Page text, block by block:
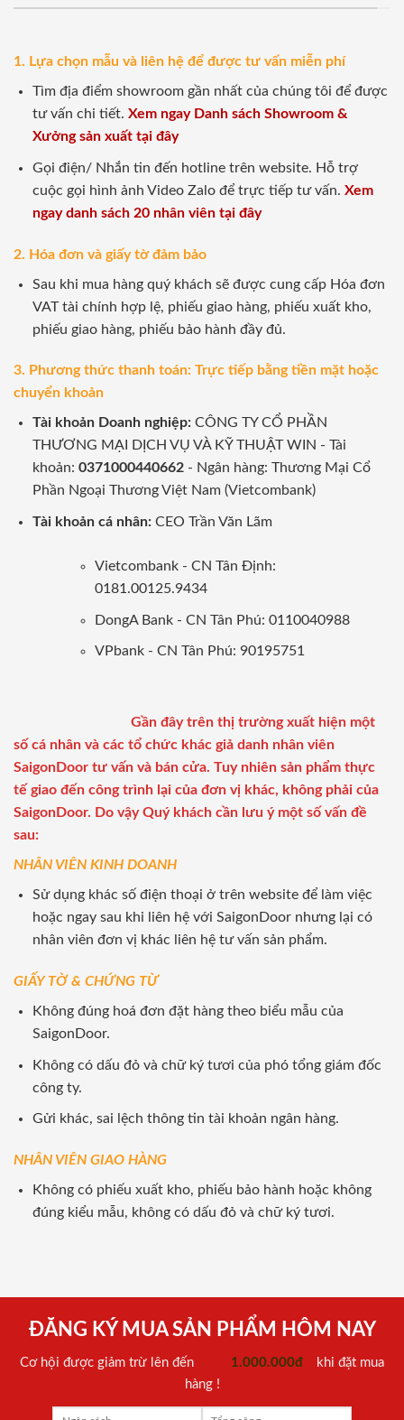
1. Lựa chọn mẫu và liên hệ để được tư vấn miễn phí
Tìm địa điểm showroom gần nhất của chúng tôi để được
tư vấn chi tiết. Xem ngay Danh sách Showroom &
Xưởng sản xuất tại đây
Gọi điện/ Nhắn tin đến hotline trên website. Hỗ trợ
cuộc gọi hình ảnh Video Zalo để trực tiếp tư vấn. Xem
ngay danh sách 20 nhân viên tại đây
2. Hóa đơn và giấy tờ đảm bảo
Sau khi mua hàng quý khách sẽ được cung cấp Hóa đơn
VAT tài chính hợp lệ, phiếu giao hàng, phiếu xuất kho,
phiếu giao hàng, phiếu bảo hành đầy đủ.
3. Phương thức thanh toán: Trực tiếp bằng tiền mặt hoặc
chuyển khoản
Tài khoản Doanh nghiệp:CÔNG TY CỔ PHẦN
THƯƠNG MẠI DỊCH VỤ VÀ KỸ THUẬT WIN - Tài
khoản: 0371000440662- Ngân hàng: Thương Mại Cổ
Phần Ngoại Thương Việt Nam (Vietcombank)
Tài khoản cá nhân: CEO Trần Văn Lãm
Vietcombank - CN Tân Định:
0181.00125.9434
DongA Bank - CN Tân Phú: 0110040988
VPbank - CN Tân Phú: 90195751
Gần đây trên thị trường xuất hiện một
số cá nhân và các tổ chức khác giả danh nhân viên
SaigonDoor tư vấn và bán cửa. Tuy nhiên sản phẩm thực
tế giao đến công trình lại của đơn vị khác, không phải của
SaigonDoor. Do vậy Quý khách cần lưu ý một số vấn đề
sau:
NHÂN VIÊN KINH DOANH
Sử dụng khác số điện thoại ở trên website để làm việc
hoặc ngay sau khi liên hệ với SaigonDoor nhưng lại có
nhân viên đơn vị khác liên hệ tư vấn sản phẩm.
GIẤY TỜ & CHỨNG TỪ
Không đúng hoá đơn đặt hàng theo biểu mẫu của
SaigonDoor.
Không có dấu đỏ và chữ ký tươi của phó tổng giám đốc
công ty.
Gửi khác, sai lệch thông tin tài khoản ngân hàng.
NHÂN VIÊN GIAO HÀNG
Không có phiếu xuất kho, phiếu bảo hành hoặc không
đúng kiểu mẫu, không có dấu đỏ và chữ ký tươi.
ĐĂNG KÝ MUA SẢN PHẨM HÔM NAY
Cơ hội được giảm trừ lên đến 1.000.000đ
khi đặt mua
hàng !